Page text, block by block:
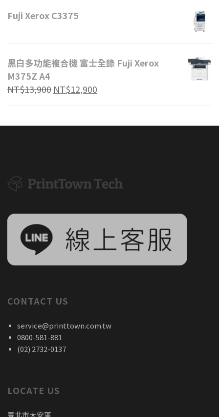
Fuji Xerox C3375
黑白多功能複合機 富士全錄 Fuji Xerox
M375Z A4
NT$13,900 NT$12,900
CONTACT US
service@printtown.com.tw
0800-581-881
(02) 2732-0137
LOCATE US
臺北市大安區